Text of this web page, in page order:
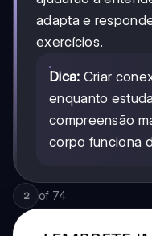
adapta e
exercícios.
Dica: Criar
enquanto
compreensão
corpo funciona
2 of 74